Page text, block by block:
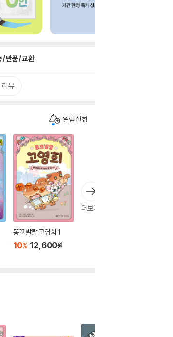
/반품/교환
리뷰
알림신청
똥꼬발랄 고영희 1
10% 12,600원
더보기